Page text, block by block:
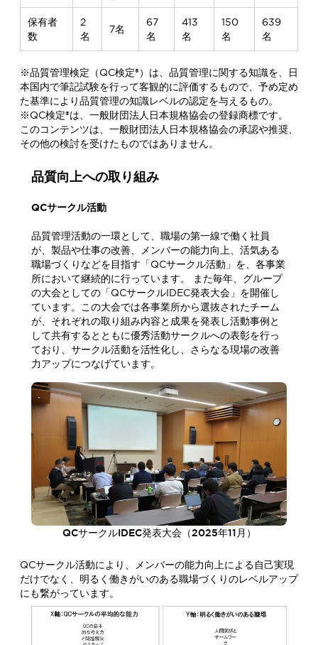
保有者
数
2
名
7名
67
名
413
名
150
名
639
名
※品質管理検定（QC検定®）は、品質管理に関する知識を、日
本国内で筆記試験を行って客観的に評価するもので、予め定め
た基準により品質管理の知識レベルの認定を与えるもの。
※QC検定®は、一般財団法人日本規格協会の登録商標です。
このコンテンツは、一般財団法人日本規格協会の承認や推奨、
その他の検討を受けたものではありません。
品質向上への取り組み
QCサークル活動
品質管理活動の一環として、職場の第一線で働く社員
が、製品や仕事の改善、メンバーの能力向上、活気ある
職場づくりなどを目指す「QCサークル活動」を、各事業
所において継続的に行っています。 また毎年、グループ
の大会としての「QCサークルIDEC発表大会」を開催し
ています。この大会では各事業所から選抜されたチーム
が、それぞれの取り組み内容と成果を発表し活動事例と
して共有するとともに優秀活動サークルへの表彰を行っ
ており、サークル活動を活性化し、さらなる現場の改善
力アップにつなげています。
QCサークルIDEC発表大会（2025年11月）
QCサークル活動により、メンバーの能力向上による自己実現
だけでなく、明るく働きがいのある職場づくりのレベルアップ
にも繋がっています。